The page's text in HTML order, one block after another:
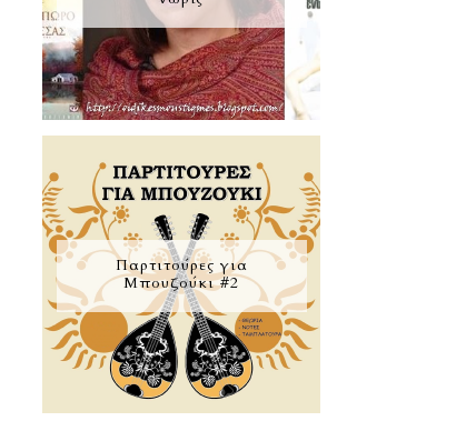
Παρτιτούρες για
Μπουζούκι #2